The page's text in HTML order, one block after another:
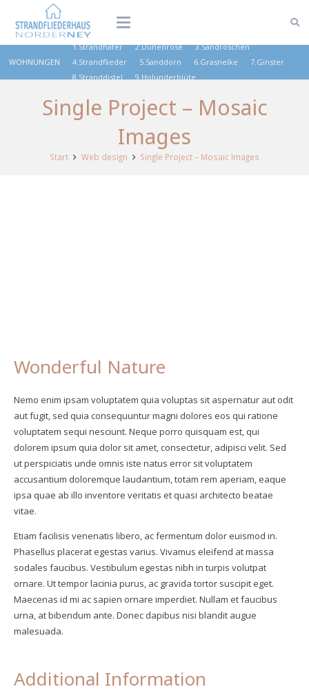
WOHNUNGEN
1.Strandhafer 2.Dünenrose
3.Sandröschen
4.Strandflieder
5.Sanddorn 6.Grasnelke
7.Ginster
8.Stranddistel
9.Holunderblüte
Single Project – Mosaic
Images
Start Web design Single Project – Mosaic Images
Wonderful Nature
Nemo enim ipsam voluptatem quia voluptas sit aspernatur aut odit
aut fugit, sed quia consequuntur magni dolores eos qui ratione
voluptatem sequi nesciunt. Neque porro quisquam est, qui
dolorem ipsum quia dolor sit amet, consectetur, adipisci velit. Sed
ut perspiciatis unde omnis iste natus error sit voluptatem
accusantium doloremque laudantium, totam rem aperiam, eaque
ipsa quae ab illo inventore veritatis et quasi architecto beatae
vitae.
Etiam facilisis venenatis libero, ac fermentum dolor euismod in.
Phasellus placerat egestas varius. Vivamus eleifend at massa
sodales faucibus. Vestibulum egestas nibh in turpis volutpat
ornare. Ut tempor lacinia purus, ac gravida tortor suscipit eget.
Maecenas id mi ac sapien ornare imperdiet. Nullam et faucibus
urna, at bibendum ante. Donec dapibus nisi blandit augue
malesuada.
Additional Information